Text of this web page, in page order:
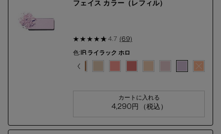
フェイス カラー（レフィル）
4.7 (69)
色:IR ライラック ホロ
色を選択してください
ェイス カラー（レフィル）、1/18
フェイス カラー（レフィル）、2/18
のカラー フェイス カラー（レフィル）、3/18
リコット 521 のカラー フェイス カラー（レフィル）、4/18
コーラル 345 のカラー フェイス カラー（レフィル）、5/18
ンク ベージュ 746 のカラー フェイス カラー（レフィル）、6/18
M ラスティ ブラウン 862 のカラー フェイス カラー（レフィル）、7/18
P ミディアム ピンク 354 のカラー フェイス カラー（レフィル）、8/18
P ミディアム ピーチ 550 のカラー フェイス カラー（レフィル）
選択済み
商品バリエーションは在庫切れです, P ミディアム コーラ
選択済み
P ソフト ブラウン 855 のカラー フェイス カラー（
P ライト ピーチ 510 のカラー フェイス カラ
ES ゴールド ピンク 355 のカラー フェ
ES ラスティ コーラル 364 のカ
IR ライト ベージュ 013 の
IR ヌード ピンク
選択済み
IR ライラック
選択済み
商品バ
カートに入れる
4,290円
（税込）
フェイス カラー（レフィ